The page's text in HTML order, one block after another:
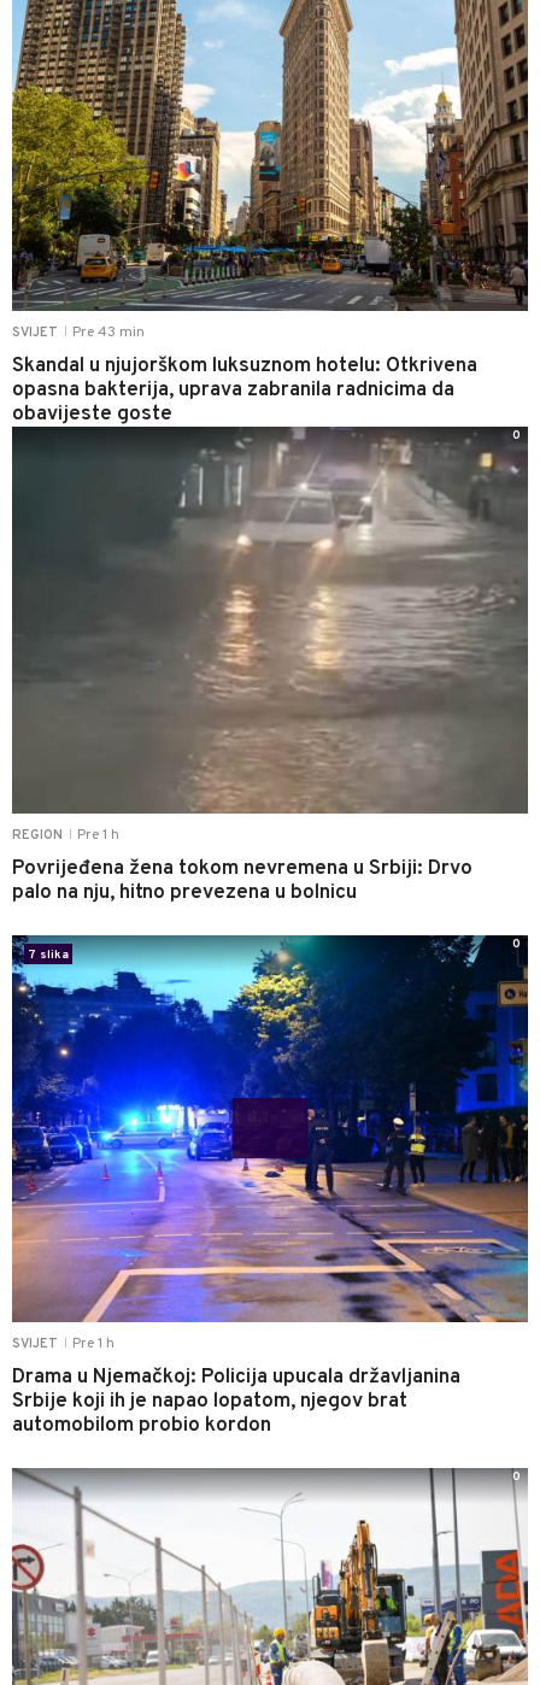
SVIJET Pre 43 min
Skandal u njujorškom luksuznom hotelu: Otkrivena
opasna bakterija, uprava zabranila radnicima da
obavijeste goste
REGION Pre 1 h
Povrijeđena žena tokom nevremena u Srbiji: Drvo
palo na nju, hitno prevezena u bolnicu
0
SVIJET Pre 1 h
Drama u Njemačkoj: Policija upucala državljanina
Srbije koji ih je napao lopatom, njegov brat
automobilom probio kordon
7 slika
0
0